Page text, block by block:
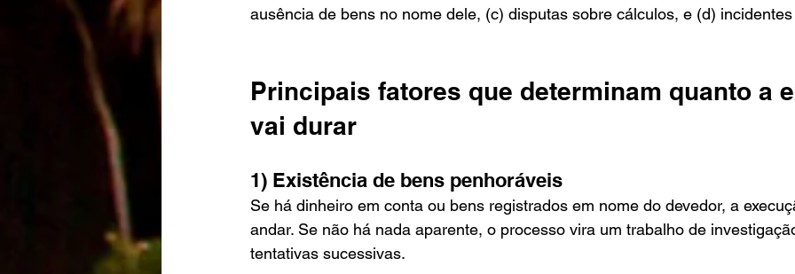
ausência de bens no nome dele, (c) disputas sobre cálculos, e (d)
Principais fatores que determinam quanto a
vai durar
1) Existência de bens penhoráveis
Se há dinheiro em conta ou bens registrados em nome do devedor, a
andar. Se não há nada aparente, o processo vira um trabalho de
tentativas sucessivas.